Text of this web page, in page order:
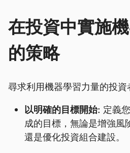
在投資中實施
的策略
尋求利用機器學習力量的投
以明確的目標開始: 定義
成的目標，無論是增強風
還是優化投資組合建設。